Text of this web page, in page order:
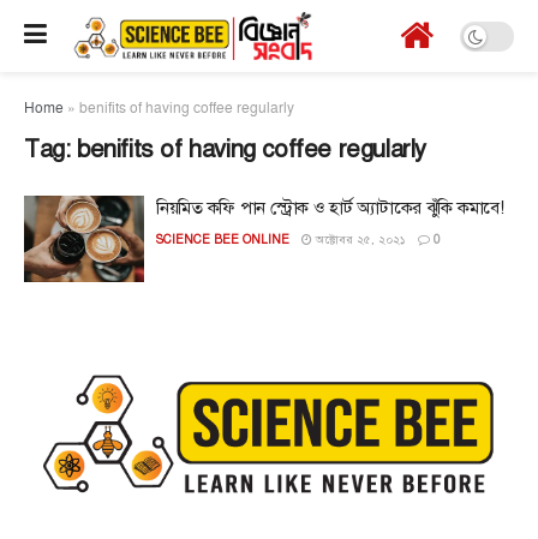
Home » benifits of having coffee regularly
Tag: benifits of having coffee regularly
নিয়মিত কফি পান স্ট্রোক ও হার্ট অ্যাটাকের ঝুঁকি কমাবে!
SCIENCE BEE ONLINE অক্টোবর ২৫, ২০২১ 0